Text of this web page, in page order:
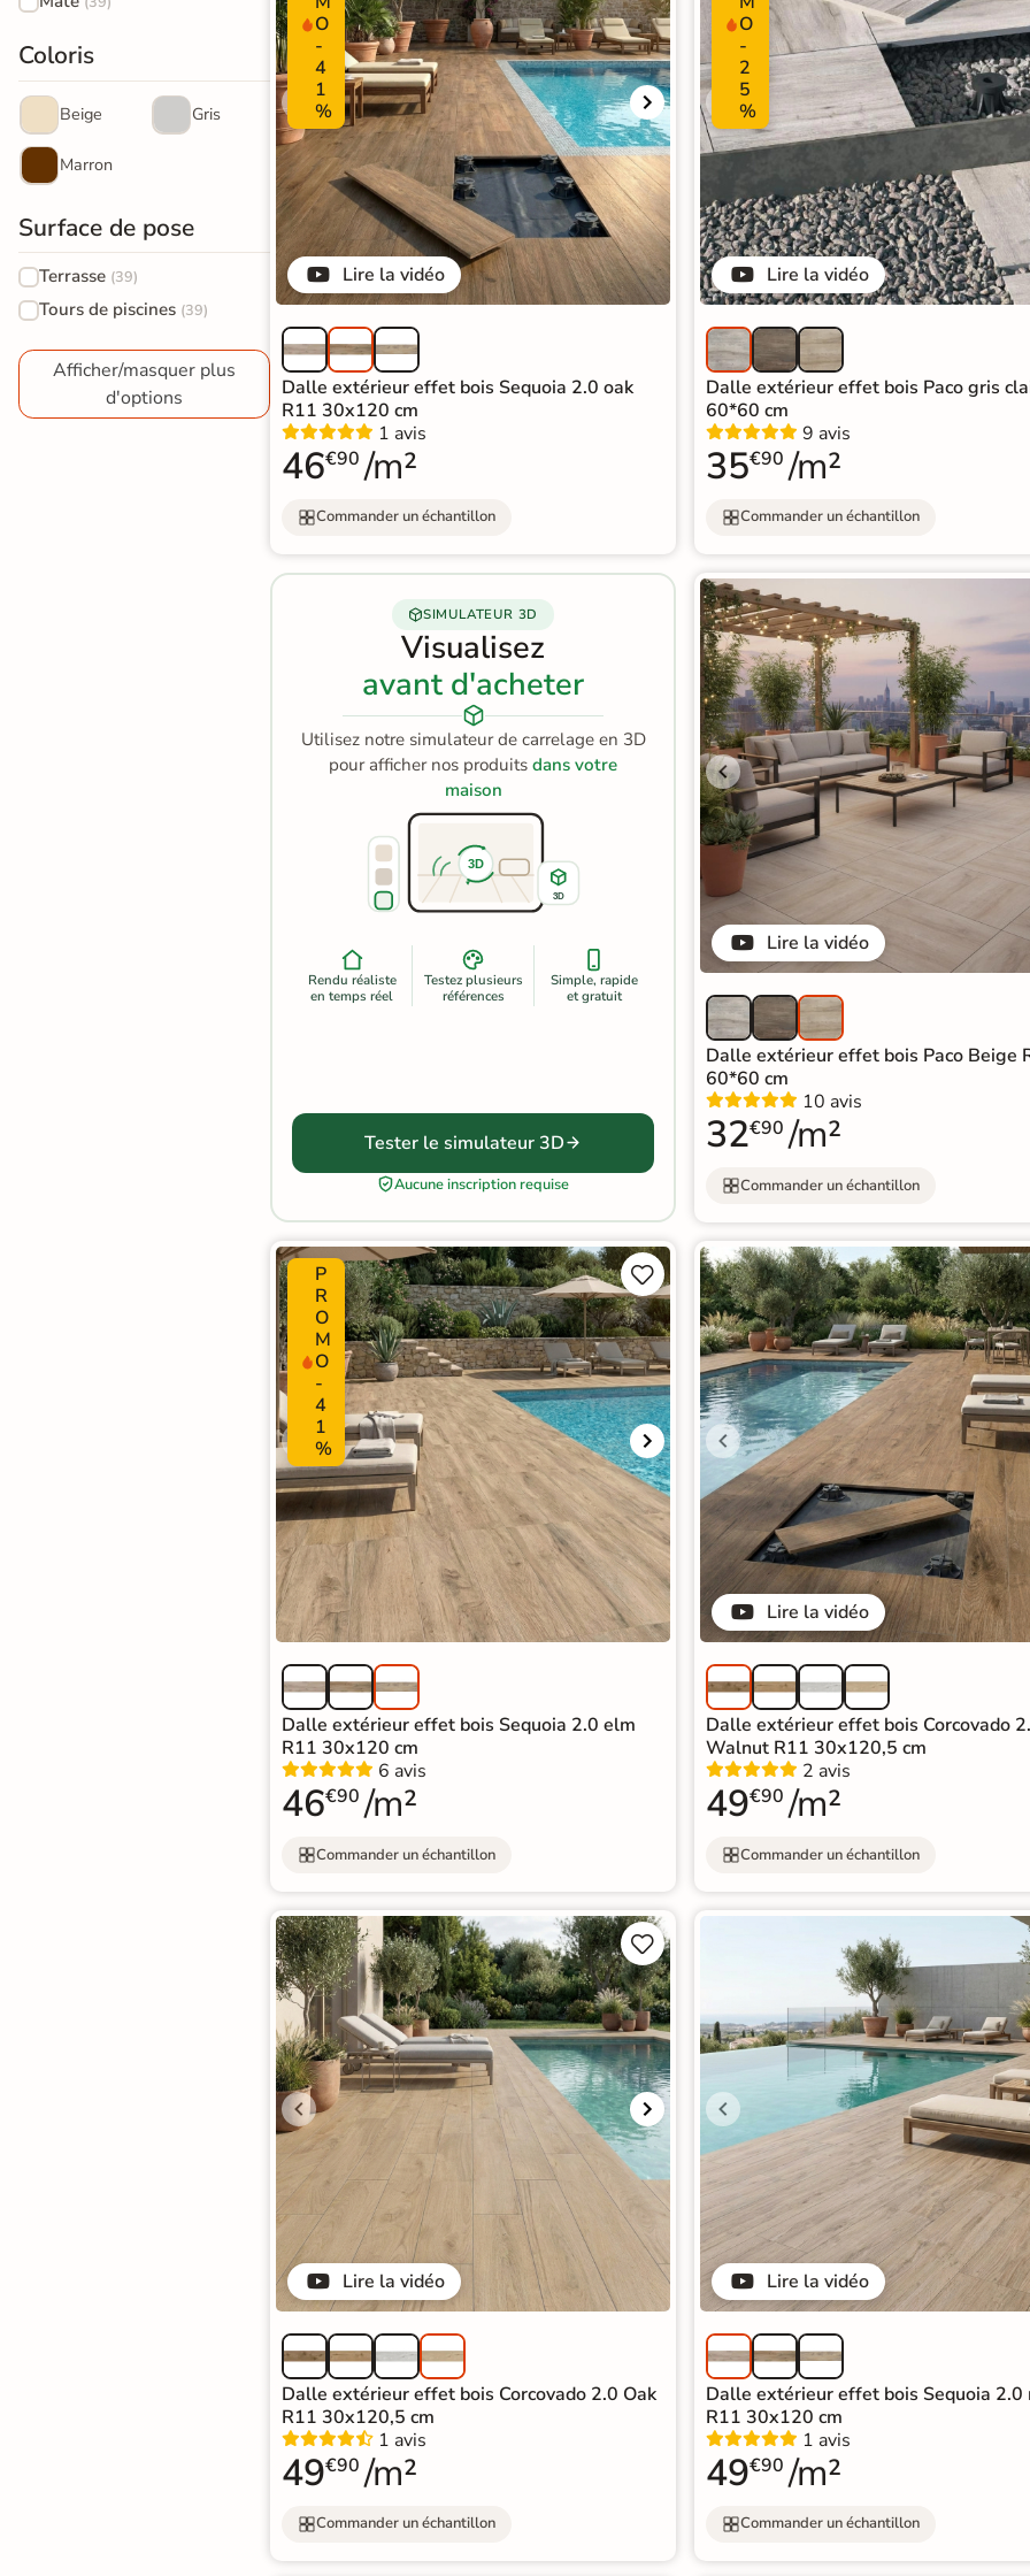
effet
pierre
naturelle
Carrelage
effet
béton
Carrelage
effet
Carrelage
moderne
Livraison rapide et soignée
En savoir plus
Coloris
Beige Gris
Marron
Surface de pose
Terrasse (39)
Tours de piscines (39)
Afficher/masquer plus
d'options
Lire la vidéo
O
-
4
1
%
Dalle extérieur effet bois Sequoia 2.0 oak
R11 30x120 cm
1 avis
46€90 /m²
Commander un échantillon
Lire la vidéo
O
-
2
5
%
Dalle extérieur effet bois Paco gris
60*60 cm
9 avis
35€90 /m²
Commander un échantillon
SIMULATEUR 3D
Visualisez
avant d'acheter
Utilisez notre simulateur de carrelage en 3D
pour afficher nos produitsdans votre
maison
3D
3D
Rendu réaliste
en temps réel
Testez plusieurs
références
Simple, rapide
et gratuit
Tester le simulateur 3D
Aucune inscription requise
Lire la vidéo
Dalle extérieur effet bois Paco Beige
60*60 cm
10 avis
32€90 /m²
Commander un échantillon
P
R
O
M
O
-
4
1
%


Dalle extérieur effet bois Sequoia 2.0 elm
R11 30x120 cm
6 avis
46€90 /m²
Commander un échantillon
Lire la vidéo
Dalle extérieur effet bois Corcovado
Walnut R11 30x120,5 cm
2 avis
49€90 /m²
Commander un échantillon
Lire la vidéo


Dalle extérieur effet bois Corcovado 2.0 Oak
R11 30x120,5 cm
1 avis
49€90 /m²
Commander un échantillon
Lire la vidéo
Dalle extérieur effet bois Sequoia 2.0
R11 30x120 cm
1 avis
49€90 /m²
Commander un échantillon